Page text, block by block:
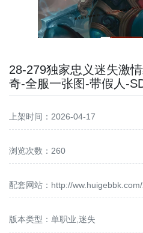
28-279独家忠义迷失激
奇-全服一张图-带假人-
上架时间：2026-04-17
浏览次数：260
配套网站： http://
版本类型：单职业,迷失